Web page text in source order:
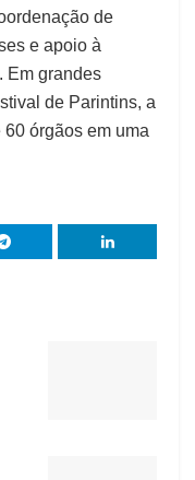
de
e apoio à
Em grandes
de Parintins, a
órgãos em uma